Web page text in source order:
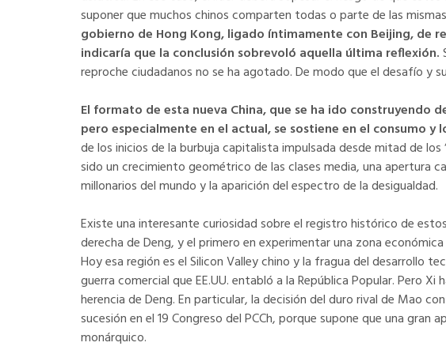
suponer que muchos chinos comparten todas o parte de las
gobierno de Hong Kong, ligado íntimamente con Beijing, de
indicaría que la conclusión sobrevoló aquella última reflexión.
reproche ciudadanos no se ha agotado. De modo que el desafío y
El formato de esta nueva China, que se ha ido construyendo
pero especialmente en el actual, se sostiene en el consumo y
de los inicios de la burbuja capitalista impulsada desde mitad de
sido un crecimiento geométrico de las clases media, una apertura
millonarios del mundo y la aparición del espectro de la desigualdad.
Existe una interesante curiosidad sobre el registro histórico de
derecha de Deng, y el primero en experimentar una zona
Hoy esa región es el Silicon Valley chino y la fragua del desarrollo
guerra comercial que EE.UU. entabló a la República Popular. Pero
herencia de Deng. En particular, la decisión del duro rival de Mao
sucesión en el 19 Congreso del PCCh, porque supone que una
monárquico.